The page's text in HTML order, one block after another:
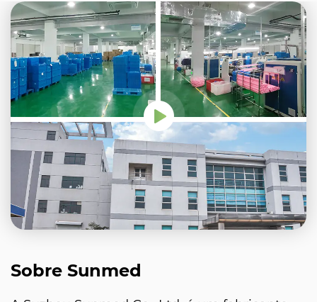
Sobre Sunmed